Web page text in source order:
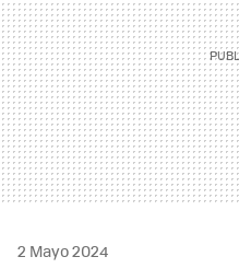
2 Mayo 2024